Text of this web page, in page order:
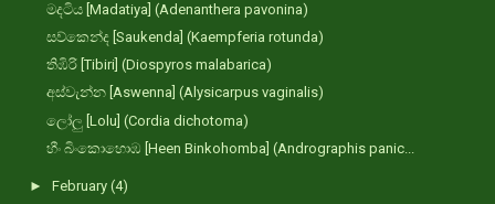
මදටිය [Madatiya] (Adenanthera pavonina)
සව්කෙන්ද [Saukenda] (Kaempferia rotunda)
තිඹිරි [Tibiri] (Diospyros malabarica)
අස්වැන්න [Aswenna] (Alysicarpus vaginalis)
ලෝලු [Lolu] (Cordia dichotoma)
හීං බිංකොහොඹ [Heen Binkohomba] (Andrographis panic...
► February (4)